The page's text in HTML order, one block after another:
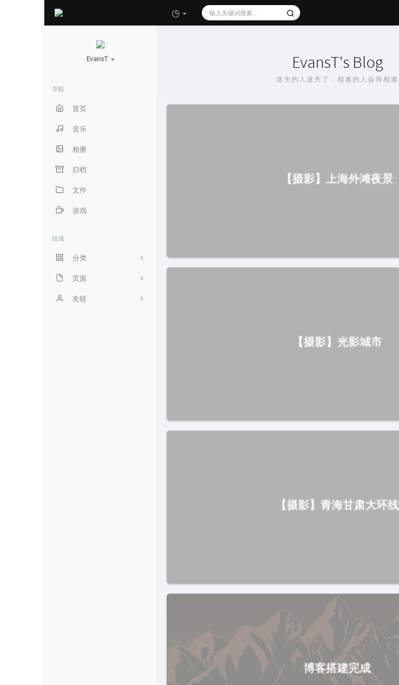
EvansT
导航
首页
音乐
相册
归档
文件
游戏
组成
分类
2
22
页面
归档栏
友链
EvansT's Blog
迷失的人迷失了，相逢的人会再相逢
【摄影】上海外滩夜景
【摄影】光影城市
【摄影】青海甘肃大环线
博客搭建完成